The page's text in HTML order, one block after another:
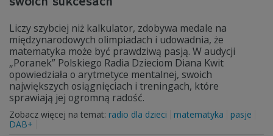
Liczy szybciej niż kalkulator, zdobywa medale na
międzynarodowych olimpiadach i udowadnia, że
matematyka może być prawdziwą pasją. W audycji
„Poranek” Polskiego Radia Dzieciom Diana Kwit
opowiedziała o arytmetyce mentalnej, swoich
największych osiągnięciach i treningach, które
sprawiają jej ogromną radość.
Zobacz więcej na temat: radio dla dzieci matematyka
pasje
DAB+